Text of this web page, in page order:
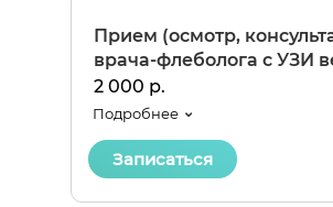
Прием (осмотр,
врача-флеболога с УЗИ
2 000 р.
Подробнее
Записаться